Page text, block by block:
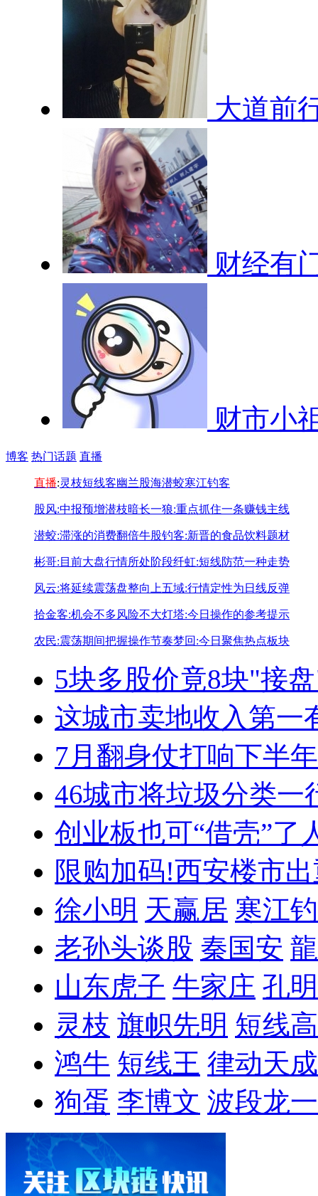
大道前
财经有
财市小
博客 热门话题 直播
直播:灵枝短线客幽兰股海潜蛟寒江钓客
股风:中报预增潜枝暗长一狼:重点抓住一条赚钱主线
潜蛟:滞涨的消费翻倍牛股钓客:新晋的食品饮料题材
彬哥:目前大盘行情所处阶段纤虹:短线防范一种走势
风云:将延续震荡盘整向上五域:行情定性为日线反弹
拾金客:机会不多风险不大灯塔:今日操作的参考提示
农民:震荡期间把握操作节奏梦回:今日聚焦热点板块
5块多股价竟8块"接
这城市卖地收入第一
7月翻身仗打响下半
46城市将垃圾分类一
创业板也可“借壳”了
限购加码!西安楼市
徐小明 天赢居 寒江
老孙头谈股 秦国安
山东虎子 牛家庄 孔
灵枝 旗帜先明 短线
鸿牛 短线王 律动天成
狗蛋 李博文 波段龙一